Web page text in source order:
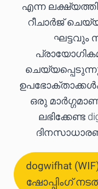
എന്ന
റീചാർജ്
ഘട്ടവും
ഒരു
ലഭിക്കേണ്ട
dogwifhat
ഷോപ്പിംഗ്